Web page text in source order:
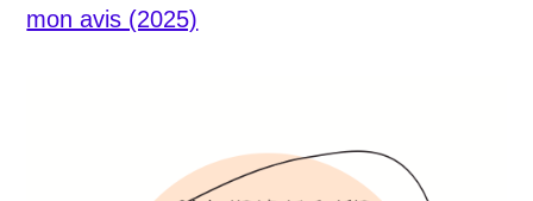
mon avis (2025)